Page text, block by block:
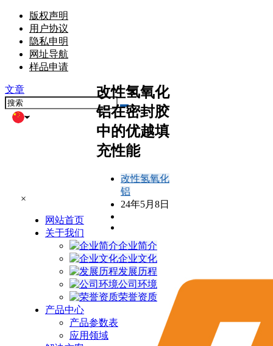
版权声明
用户协议
隐私申明
网址导航
样品申请
文章
×
网站首页
关于我们
企业简介
企业文化
发展历程
公司环境
荣誉资质
产品中心
产品参数表
应用领域
改性氢氧化
铝在密封胶
中的优越填
充性能
改性氢氧化
铝
24年5月8日